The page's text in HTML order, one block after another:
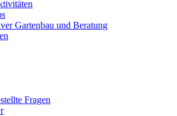
Gartenbau und Beratung
Fragen